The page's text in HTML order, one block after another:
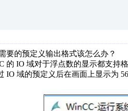
要的预定义输出格式该怎么办？
的 IO 域对于浮点数的显示都支持
IO 域的预定义后在画面上显示为